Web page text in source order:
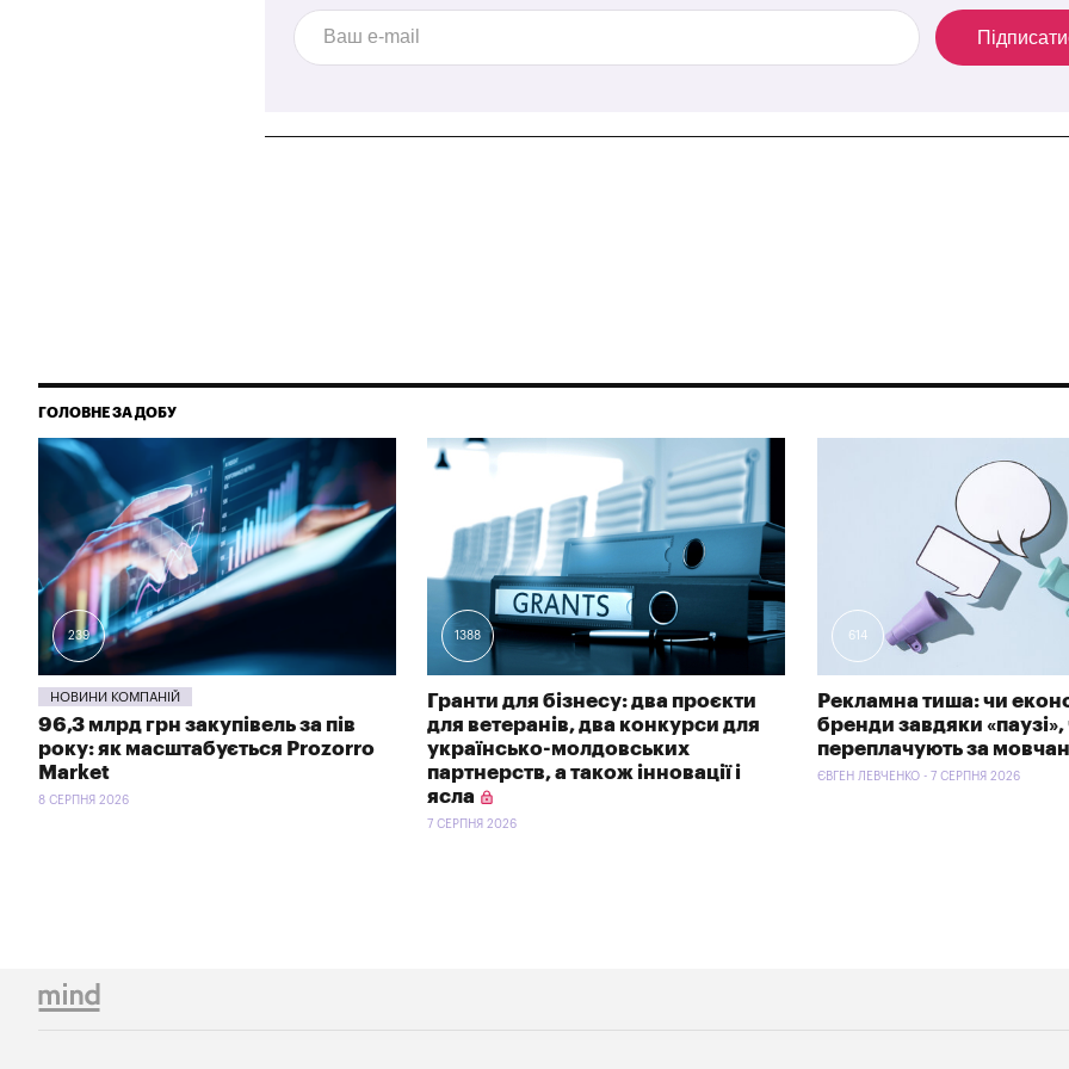
ГОЛОВНЕ ЗА ДОБУ
239
НОВИНИ КОМПАНІЙ
96,3 млрд грн закупівель за пів
року: як масштабується Prozorro
Market
8 СЕРПНЯ 2026
1388
Гранти для бізнесу: два проєкти
для ветеранів, два конкурси для
українсько-молдовських
партнерств, а також інновації і
ясла
7 СЕРПНЯ 2026
614
Рекламна тиша: чи
бренди завдяки «паузі»,
переплачують за
ЄВГЕН ЛЕВЧЕНКО - 7 СЕРПНЯ 2026